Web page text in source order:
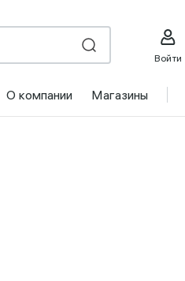
Войти
О компании Магазины